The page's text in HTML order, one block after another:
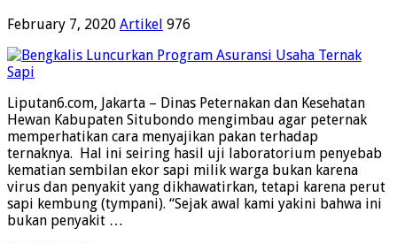
February 7, 2020 Artikel 976
Liputan6.com, Jakarta – Dinas Peternakan dan Kesehatan
Hewan Kabupaten Situbondo mengimbau agar peternak
memperhatikan cara menyajikan pakan terhadap
ternaknya. Hal ini seiring hasil uji laboratorium penyebab
kematian sembilan ekor sapi milik warga bukan karena
virus dan penyakit yang dikhawatirkan, tetapi karena perut
sapi kembung (tympani). “Sejak awal kami yakini bahwa ini
bukan penyakit …